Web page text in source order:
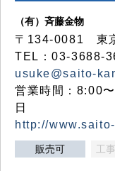
（有）斉藤金物
〒134-0081 東
TEL：03-3688-
usuke@saito-
営業時間：8:00
日
http://
販売可 工